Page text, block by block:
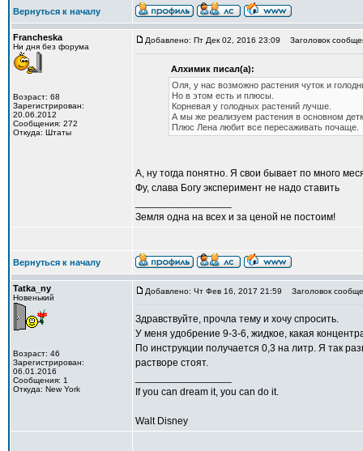
Вернуться к началу
Francheska
Ни дня без форума
Возраст: 68
Зарегистрирован:
20.06.2012
Сообщения: 272
Откуда: Штаты
Добавлено: Пт Дек 02, 2016 23:09 Заголовок
Алхимик писал(а):
Оля, у нас возможно растения чуток и
Но в этом есть и плюсы.
Корневая у голодных растений лучше.
А мы же реализуем растения в основном
Плюс Лена любит все пересаживать почаще.
А, ну тогда понятно. Я свои бывает по много
Фу, слава Богу эксперимент не надо ставить
Земля одна на всех и за ценой не постоим!
Вернуться к началу
Tatka_ny
Новенький
Возраст: 46
Зарегистрирован:
06.01.2016
Сообщения: 1
Откуда: New York
Добавлено: Чт Фев 16, 2017 21:59 Заголовок
Здравствуйте, прочла тему и хочу спросить.
У меня удобрение 9-3-6, жидкое, какая
По инструкции получается 0,3 на литр. Я так
растворе стоят.
If you can dream it, you can do it.
Walt Disney